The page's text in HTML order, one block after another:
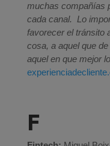
muchas compañías
cada canal. Lo
favorecer el tránsito
cosa, a aquel que
aquel en que mejor
F